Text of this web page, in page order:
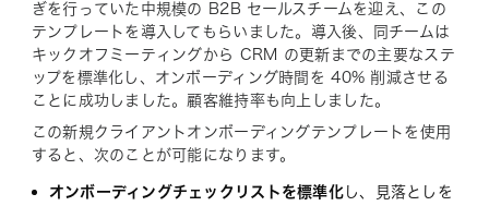
ぎを行っていた中規模の B2B セールスチームを迎え、この
テンプレートを導入してもらいました。導入後、同チームは
キックオフミーティングから CRM の更新までの主要なステ
ップを標準化し、オンボーディング時間を 40% 削減させる
ことに成功しました。顧客維持率も向上しました。
この新規クライアントオンボーディングテンプレートを使用
すると、次のことが可能になります。
オンボーディングチェックリストを標準化 し、見落としを